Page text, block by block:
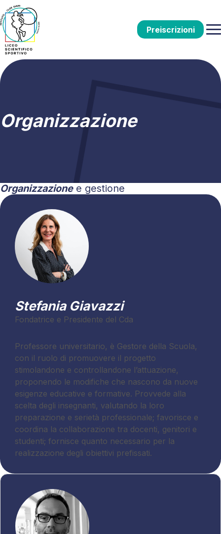
Preiscrizioni
Organizzazione
Organizzazionee gestione
Stefania Giavazzi
Fondatrice e Presidente del Cda
Professore universitario, è Gestore della Scuola,
con il ruolo di promuovere il progetto
stimolandone e controllandone l’attuazione,
proponendo le modifiche che nascono da nuove
esigenze educative e formative. Provvede alla
scelta degli insegnanti, valutando la loro
preparazione e serietà professionale; favorisce e
coordina la collaborazione tra docenti, genitori e
studenti; fornisce quanto necessario per la
realizzazione degli obiettivi prefissati.